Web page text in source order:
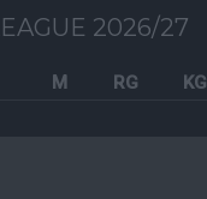
2026/27
M RG KG